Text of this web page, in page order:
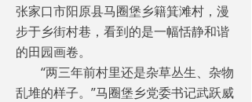
张家口市阳原县马圈堡乡籍箕滩村，漫
步于乡街村巷，看到的是一幅恬静和谐
的田园画卷。
“两三年前村里还是杂草丛生、杂物
乱堆的样子。”马圈堡乡党委书记武跃威